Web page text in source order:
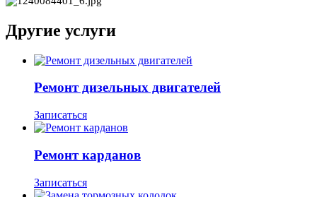
Другие услуги
Ремонт дизельных двигателей
Записаться
Ремонт карданов
Записаться